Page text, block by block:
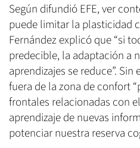
Según difundió EFE, ver
puede limitar la plasticidad
Fernández explicó que “si
predecible, la adaptación a
aprendizajes se reduce”.
fuera de la zona de confort
frontales relacionadas con
aprendizaje de nuevas
potenciar nuestra reserva